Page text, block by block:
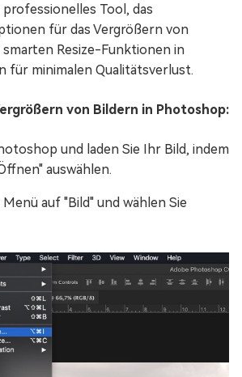
Tool, das
für das Vergrößern von
Resize-Funktionen in
für minimalen Qualitätsverlust.
von Bildern in Photoshop:
und laden Sie Ihr Bild, indem
auswählen.
Menü auf "Bild" und wählen Sie